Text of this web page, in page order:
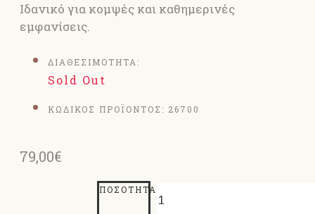
Ιδανικό για κομψές και καθημερινές
εμφανίσεις.
ΔΙΑΘΕΣΙΜΟΤΗΤΑ:
Sold Out
ΚΩΔΙΚΟΣ ΠΡΟΪΟΝΤΟΣ: 26700
79,00€
ΠΟΣΌΤΗΤΑ